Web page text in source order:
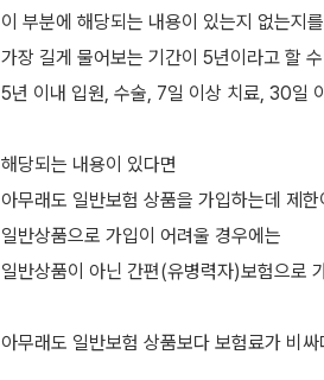
이 부분에 해당되는 내용이 있는지 없는지
가장 길게 물어보는 기간이 5년이라고 할
5년 이내 입원, 수술, 7일 이상 치료, 30일
해당되는 내용이 있다면
아무래도 일반보험 상품을 가입하는데 제
일반상품으로 가입이 어려울 경우에는
일반상품이 아닌 간편(유병력자)보험으로
아무래도 일반보험 상품보다 보험료가 비